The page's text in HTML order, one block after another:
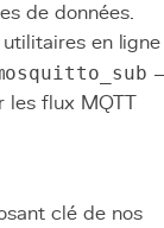
de données.
en ligne
les flux MQTT
clé de nos